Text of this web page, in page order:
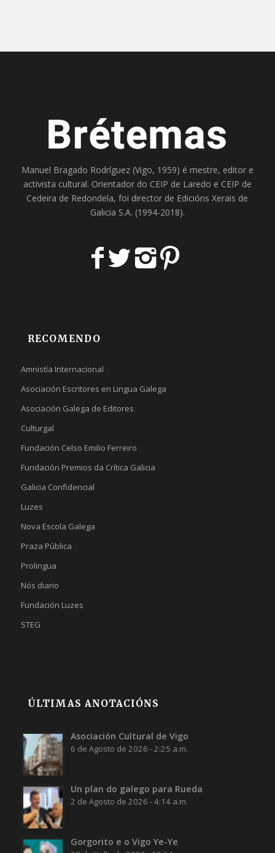
Manuel Bragado Rodríguez (Vigo, 1959) é mestre, editor e
activista cultural. Orientador do CEIP de Laredo e CEIP de
Cedeira de Redondela, foi director de Edicións Xerais de
Galicia S.A. (1994-2018).
RECOMENDO
Amnistía Internacional
Asociación Escritores en Lingua Galega
Asociación Galega de Editores
Culturgal
Fundación Celso Emilio Ferreiro
Fundación Premios da Crítica Galicia
Galicia Confidencial
Luzes
Nova Escola Galega
Praza Pública
Prolingua
Nós diario
Fundación Luzes
STEG
ÚLTIMAS ANOTACIÓNS
Asociación Cultural de Vigo
6 de Agosto de 2026 - 2:25 a.m.
Un plan do galego para Rueda
2 de Agosto de 2026 - 4:14 a.m.
Gorgorito e o Vigo Ye-Ye